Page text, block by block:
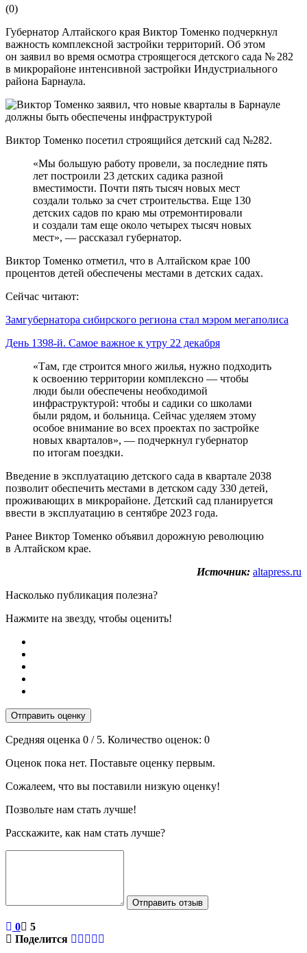
(0)
Губернатор Алтайского края Виктор Томенко подчеркнул
важность комплексной застройки территорий. Об этом
он заявил во время осмотра строящегося детского сада № 282
в микрорайоне интенсивной застройки Индустриального
района Барнаула.
Виктор Томенко посетил строящийся детский сад №282.
«Мы большую работу провели, за последние пять
лет построили 23 детских садика разной
вместимости. Почти пять тысяч новых мест
создали только за счет строительства. Еще 130
детских садов по краю мы отремонтировали
и создали там еще около четырех тысяч новых
мест», — рассказал губернатор.
Виктор Томенко отметил, что в Алтайском крае 100
процентов детей обеспечены местами в детских садах.
Сейчас читают:
Замгубернатора сибирского региона стал мэром мегаполиса
День 1398-й. Самое важное к утру 22 декабря
«Там, где строится много жилья, нужно подходить
к освоению территории комплексно — чтобы
люди были обеспечены необходимой
инфраструктурой: чтобы и садики со школами
были рядом, и больница. Сейчас уделяем этому
особое внимание во всех проектах по застройке
новых кварталов», — подчеркнул губернатор
по итогам поездки.
Введение в эксплуатацию детского сада в квартале 2038
позволит обеспечить местами в детском саду 330 детей,
проживающих в микрорайоне. Детский сад планируется
ввести в эксплуатацию в сентябре 2023 года.
Ранее Виктор Томенко объявил дорожную революцию
в Алтайском крае.
Источник: altapress.ru
Насколько публикация полезна?
Нажмите на звезду, чтобы оценить!
Отправить оценку
Средняя оценка 0 / 5. Количество оценок: 0
Оценок пока нет. Поставьте оценку первым.
Сожалеем, что вы поставили низкую оценку!
Позвольте нам стать лучше!
Расскажите, как нам стать лучше?
Отправить отзыв
0
5
Поделится